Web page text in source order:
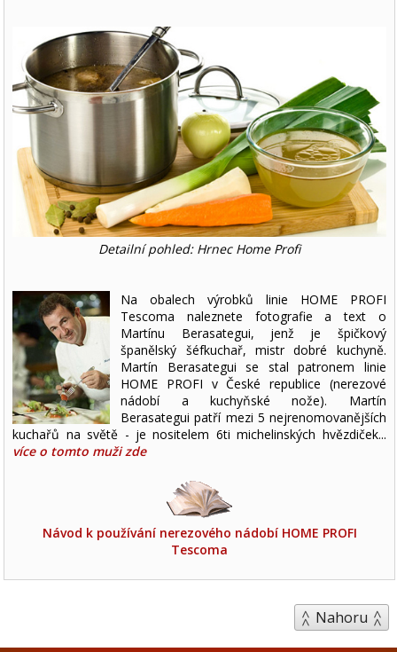
Detailní pohled: Hrnec Home Profi
Na obalech výrobků linie HOME PROFI
Tescoma naleznete fotografie a text o
Martínu Berasategui, jenž je špičkový
španělský šéfkuchař, mistr dobré kuchyně.
Martín Berasategui se stal patronem linie
HOME PROFI v České republice (nerezové
nádobí a kuchyňské nože). Martín
Berasategui patří mezi 5 nejrenomovanějších
kuchařů na světě - je nositelem 6ti michelinských hvězdiček...
více o tomto muži zde
Návod k používání nerezového nádobí HOME PROFI
Tescoma
Nahoru